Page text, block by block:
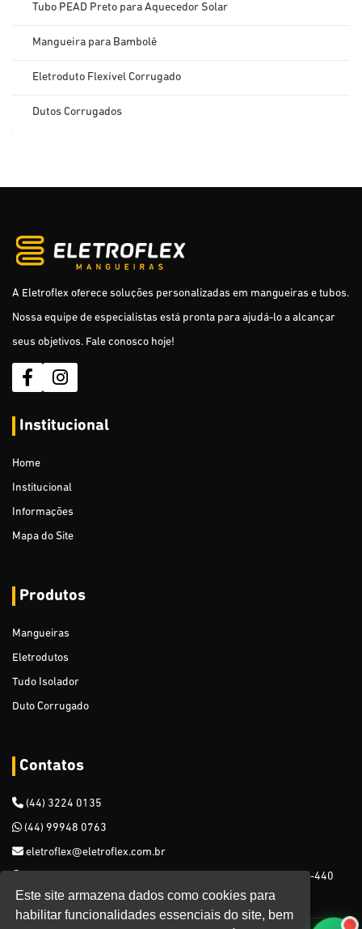
Este site armazena dados como cookies para
habilitar funcionalidades essenciais do site, bem
Tubo PEAD Preto para Aquecedor Solar
Mangueira para Bambolê
Eletroduto Flexível Corrugado
Dutos Corrugados
Eletroduto Roscável PVC Antichama
Puxa Fio - Leve e Reforçado com Alma de Aço
Tubos Isoladores para Cerca Elétrica Rural
Mangueira de Jardim (sólidas)
Mangueira de Jardim (dupla camada e trama de nylon)
Mangueira Multiuso (para Gás)
Mangueira Cristal
Mangueira de Nível
Mangueiras Especiais para Gasolina
Cabo De Aço Revestido
Varal - 1,65 mm
Expositor Metálico para Mangueiras de Jardim - 200 ou 250
metros (Duplo)
Cipó Sintético (Junco Sintético)
Mangueira perfil Espaguete
A Eletroflex oferece soluções personalizadas em mangueiras e tubos.
Nossa equipe de especialistas está pronta para ajudá-lo a alcançar
seus objetivos. Fale conosco hoje!
Institucional
Home
Institucional
Informações
Mapa do Site
Produtos
Mangueiras
Eletrodutos
Tudo Isolador
Duto Corrugado
Contatos
(44) 3224 0135
(44) 99948 0763
eletroflex@eletroflex.com.br
Rua Castro Alves, 1486, Zona 06, Maringá - PR, CEP: 87015-440